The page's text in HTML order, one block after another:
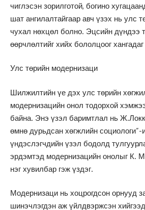
чиглэсэн зорилготой, богино
шат ангилалтайгаар авч үзэх нь улс
чухал нөхцөл болно. Эцсийн дүндээ
өөрчлөлтийг хийх бололцоог
Улс төрийн модернизаци
Шилжилтийн үе дэх улс төрийн
модернизацийн онол тодорхой
байна. Энэ үзэл баримтлал нь
өмнө дурьдсан хөгжлийн социологи”-
үндэслэгчдийн үзэл бодолд
эрдэмтэд модернизацийн онолыг К.
нэг хувилбар гэж үздэг.
Модернизаци нь хоцрогдсон орнууд
шинэчлэгдэн аж үйлдвэржсэн